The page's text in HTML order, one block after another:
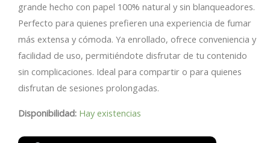
grande hecho con papel 100% natural y sin blanqueadores.
Perfecto para quienes prefieren una experiencia de fumar
más extensa y cómoda. Ya enrollado, ofrece conveniencia y
facilidad de uso, permitiéndote disfrutar de tu contenido
sin complicaciones. Ideal para compartir o para quienes
disfrutan de sesiones prolongadas.
Disponibilidad: Hay existencias